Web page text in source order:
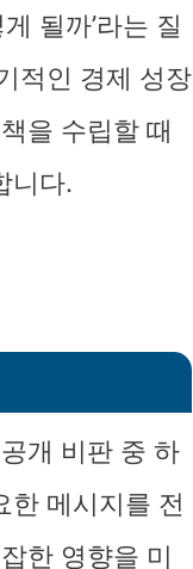
될까’라는 질
적인 경제 성장
을 수립할 때
니다.
개 비판 중 하
한 메시지를 전
한 영향을 미